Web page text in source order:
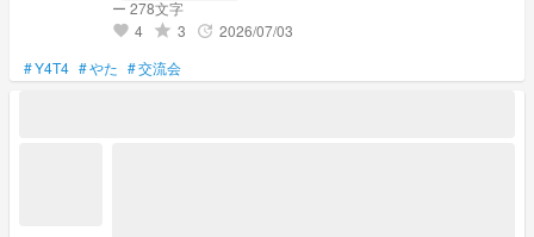
ー 278文字
favorite 4 grade 3 update 2026/07/03
#Y4T4 #やた #交流会